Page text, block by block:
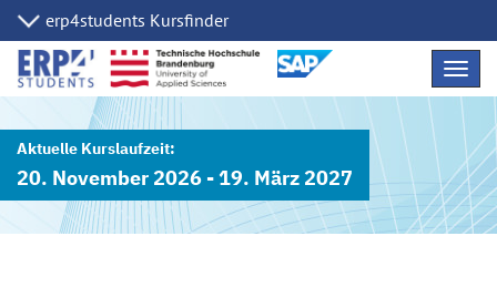
20. November 2026 - 19. März 2027